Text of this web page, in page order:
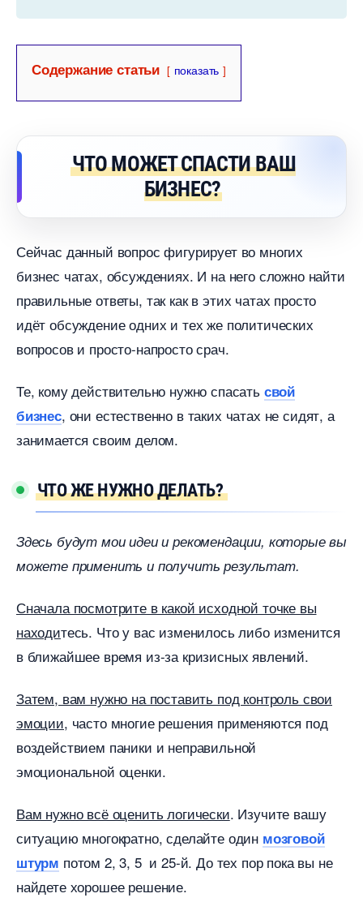
Содержание статьи показать
ЧТО МОЖЕТ СПАСТИ ВАШ
БИЗНЕС?
Сейчас данный вопрос фигурирует во многих
изнес чатах, обсуждениях. И на него сложно найти
правильные ответы, так как в этих чатах просто
идёт обсуждение одних и тех же политических
опросов и просто-напросто срач.
Те, кому действительно нужно спасать свой
изнес, они естественно в таких чатах не сидят, а
занимается своим делом.
ЧТО ЖЕ НУЖНО ДЕЛАТЬ?
Здесь будут мои идеи и рекомендации, которые вы
можете применить и получить результат.
Сначала посмотрите в какой исходной точке вы
находитесь. Что у вас изменилось либо изменится
лижайшее время из-за кризисных явлений.
Затем, вам нужно на поставить под контроль свои
эмоции, часто многие решения применяются под
оздействием паники и неправильной
эмоциональной оценки.
ам нужно всё оценить логически. Изучите вашу
ситуацию многократно, сделайте один мозговой
штурм потом 2, 3, 5 и 25-й. До тех пор пока вы не
найдете хорошее решение.